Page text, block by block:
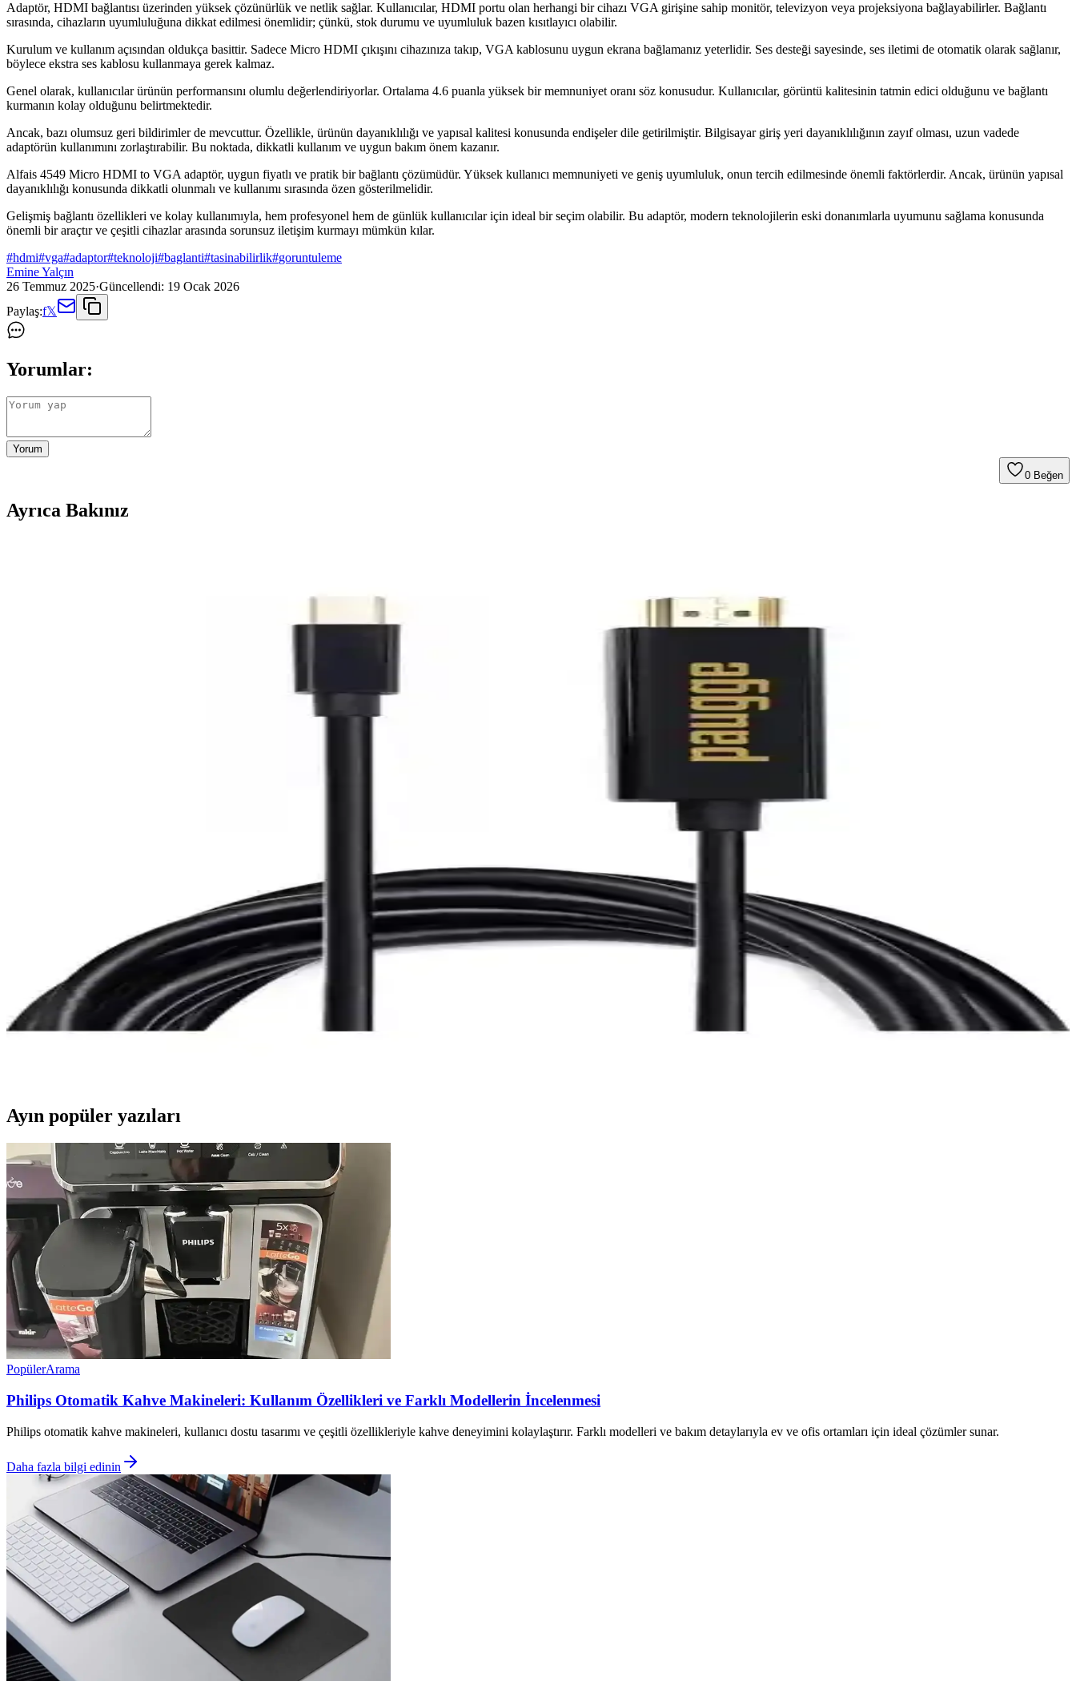
Adaptör, HDMI bağlantısı üzerinden yüksek çözünürlük ve netlik sağlar. Kullanıcılar, HDMI portu olan herhangi bir cihazı VGA girişine sahip monitör, televizyon veya projeksiyona bağlayabilirler. Bağlantı
sırasında, cihazların uyumluluğuna dikkat edilmesi önemlidir; çünkü, stok durumu ve uyumluluk bazen kısıtlayıcı olabilir.
Kurulum ve kullanım açısından oldukça basittir. Sadece Micro HDMI çıkışını cihazınıza takıp, VGA kablosunu uygun ekrana bağlamanız yeterlidir. Ses desteği sayesinde, ses iletimi de otomatik olarak sağlanır,
böylece ekstra ses kablosu kullanmaya gerek kalmaz.
Genel olarak, kullanıcılar ürünün performansını olumlu değerlendiriyorlar. Ortalama 4.6 puanla yüksek bir memnuniyet oranı söz konusudur. Kullanıcılar, görüntü kalitesinin tatmin edici olduğunu ve bağlantı
kurmanın kolay olduğunu belirtmektedir.
Ancak, bazı olumsuz geri bildirimler de mevcuttur. Özellikle, ürünün dayanıklılığı ve yapısal kalitesi konusunda endişeler dile getirilmiştir. Bilgisayar giriş yeri dayanıklılığının zayıf olması, uzun vadede
adaptörün kullanımını zorlaştırabilir. Bu noktada, dikkatli kullanım ve uygun bakım önem kazanır.
Alfais 4549 Micro HDMI to VGA adaptör, uygun fiyatlı ve pratik bir bağlantı çözümüdür. Yüksek kullanıcı memnuniyeti ve geniş uyumluluk, onun tercih edilmesinde önemli faktörlerdir. Ancak, ürünün yapısal
dayanıklılığı konusunda dikkatli olunmalı ve kullanımı sırasında özen gösterilmelidir.
Gelişmiş bağlantı özellikleri ve kolay kullanımıyla, hem profesyonel hem de günlük kullanıcılar için ideal bir seçim olabilir. Bu adaptör, modern teknolojilerin eski donanımlarla uyumunu sağlama konusunda
önemli bir araçtır ve çeşitli cihazlar arasında sorunsuz iletişim kurmayı mümkün kılar.
#hdmi#vga#adaptor#teknoloji#baglanti#tasinabilirlik#goruntuleme
Emine Yalçın
26 Temmuz 2025·Güncellendi: 19 Ocak 2026
Paylaş:f𝕏
Yorumlar:
Yorum
0 Beğen
Ayrıca Bakınız
Claw markasının HDMI kabloları, 8K uyumluluğu ve yüksek performans özellikleriyle öne çıkar. Dayanıklı malzemeleri ve HDMI 2.1 standardını destekleyen tasarımıyla yüksek çözünürlük ve detayları
Claw S Dark HDMI Kablosu Yüksek Çözünürlük ve Dayanıklılık Sunan Modern Bağlantı Çözümü
Claw S Dark HDMI kablosu, 4K ve 8K desteği, dayanıklı yapısı ve yüksek veri aktarım hızıyla modern teknolojilere uygun güvenilir bağlantı sağlar.
HDMI 2.0 kabloları, 18 Gbps hız, 4K ve HDR desteğiyle yüksek kaliteli görüntü ve ses iletimi sağlar. Ev sinema, oyun ve profesyonel medya alanlarında kullanılır.
Grundig televizyonlar genellikle temel bağlantı özellikleri sunar, ancak gelişmiş akıllı fonksiyonlar model bazında farklılık gösterir. Güncel bilgiler ve kullanıcı yorumlarıyla bilinçli seçim yapın.
Samsung 75DU7100 75 inç 4K Ultra HD Televizyon Geniş Ekran ve Yüksek Görüntü Kalitesi
Samsung 75DU7100, 75 inçlik ekranı ve 4K çözünürlüğüyle geniş odalar için ideal, kolay bağlantı seçenekleri ve yüksek görüntü kalitesi sunar, uygun fiyatlı büyük ekran televizyon arayanlar için uygun bir
Dark v2.0 2mt HDMI Kablo ile 10 Metre Fully HDMI Kablo Karşılaştırması
Bu makalede, Dark v2.0 2mt HDMI kablo ile 10 metre Fully HDMI kablosunun özellikleri, kullanıcı yorumları ve performans karşılaştırması detaylı şekilde inceleniyor.
Ayın popüler yazıları
PopülerArama
Philips Otomatik Kahve Makineleri: Kullanım Özellikleri ve Farklı Modellerin İncelenmesi
Philips otomatik kahve makineleri, kullanıcı dostu tasarımı ve çeşitli özellikleriyle kahve deneyimini kolaylaştırır. Farklı modelleri ve bakım detaylarıyla ev ve ofis ortamları için ideal çözümler sunar.
Daha fazla bilgi edinin